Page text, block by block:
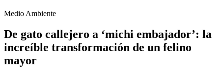
Medio Ambiente
De gato callejero a ‘michi embajador’: la
increíble transformación de un felino
mayor